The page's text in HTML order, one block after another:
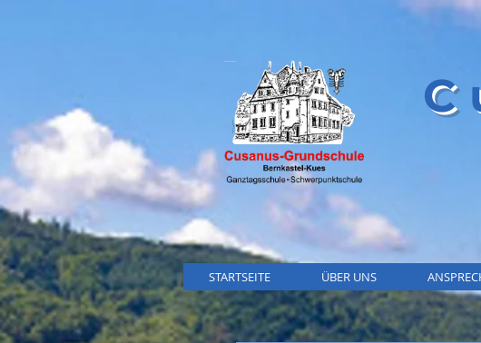
STARTSEITE ÜBER UNS